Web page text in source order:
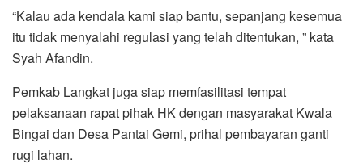
“Kalau ada kendala kami siap bantu, sepanjang kesemua
itu tidak menyalahi regulasi yang telah ditentukan, ” kata
Syah Afandin.
Pemkab Langkat juga siap memfasilitasi tempat
pelaksanaan rapat pihak HK dengan masyarakat Kwala
Bingai dan Desa Pantai Gemi, prihal pembayaran ganti
rugi lahan.